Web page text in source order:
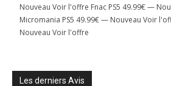
Nouveau Voir l'offre Fnac PS5 49.99€ —
Micromania PS5 49.99€ — Nouveau Voir
Nouveau Voir l'offre
Les derniers Avis